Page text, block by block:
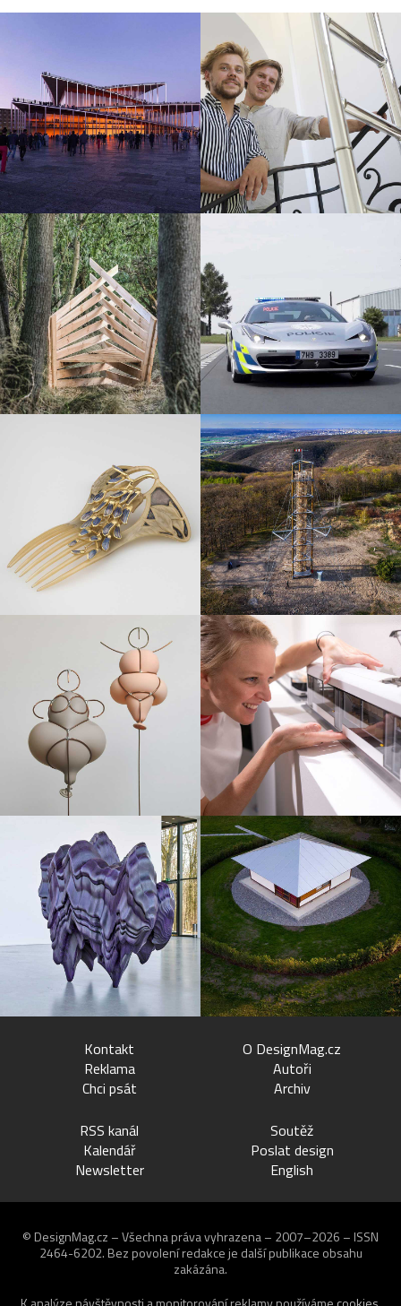
Kontakt
Reklama
Chci psát
O DesignMag.cz
Autoři
Archiv
RSS kanál
Kalendář
Newsletter
Soutěž
Poslat design
English
© DesignMag.cz – Všechna práva vyhrazena – 2007–2026 – ISSN
2464-6202. Bez povolení redakce je další publikace obsahu
zakázána.